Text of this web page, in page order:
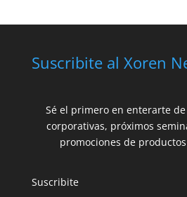
Suscribite al Xoren
Sé el primero en enterarte
corporativas, próximos
promociones de
Suscribite